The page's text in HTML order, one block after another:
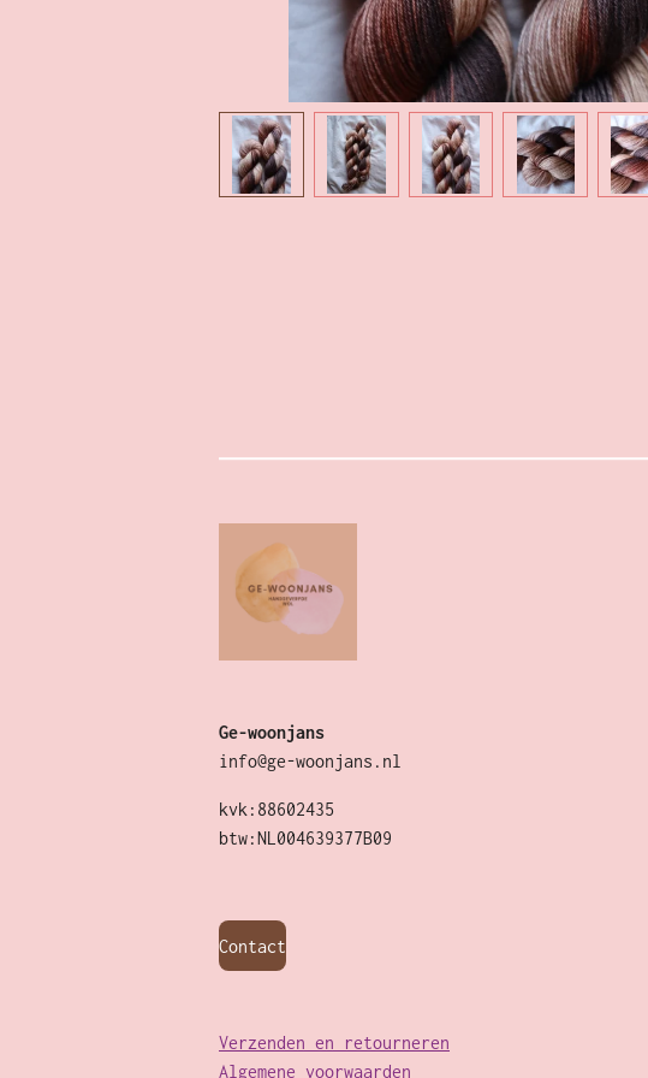
Ge-woonjans
info@ge-woonjans.nl
kvk:88602435
btw:NL004639377B09
Contact
Verzenden en retourneren
Algemene voorwaarden